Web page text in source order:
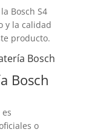
Bosch S4
y la calidad
producto.
Bosch
Bosch
es
o